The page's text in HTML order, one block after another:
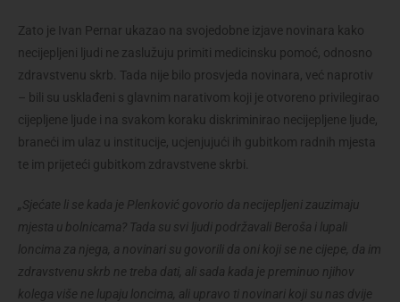
Zato je Ivan Pernar ukazao na svojedobne izjave novinara kako
necijepljeni ljudi ne zaslužuju primiti medicinsku pomoć, odnosno
zdravstvenu skrb. Tada nije bilo prosvjeda novinara, već naprotiv
– bili su usklađeni s glavnim narativom koji je otvoreno privilegirao
cijepljene ljude i na svakom koraku diskriminirao necijepljene ljude,
braneći im ulaz u institucije, ucjenjujući ih gubitkom radnih mjesta
te im prijeteći gubitkom zdravstvene skrbi.
„Sjećate li se kada je Plenković govorio da necijepljeni zauzimaju
mjesta u bolnicama? Tada su svi ljudi podržavali Beroša i lupali
loncima za njega, a novinari su govorili da oni koji se ne cijepe, da im
zdravstvenu skrb ne treba dati, ali sada kada je preminuo njihov
kolega više ne lupaju loncima, ali upravo ti novinari koji su nas dvije